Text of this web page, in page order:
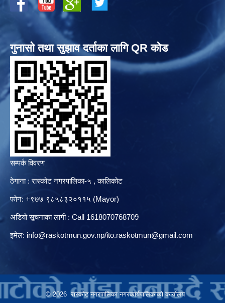
गुनासो तथा सुझाव दर्ताका लागि QR कोड
सम्पर्क विवरण
ठेगाना : रास्कोट नगरपालिका-५ , कालिकोट
फोन: +९७७ ९८५८३२०११५ (Mayor)
अडियो सूचनाका लागी : Call 1618070768709
इमेल: info@raskotmun.gov.np/ito.raskotmun@gmail.com
© 2026 रास्कोट नगरपालिका नगरकार्यपालिकाको कार्यालय